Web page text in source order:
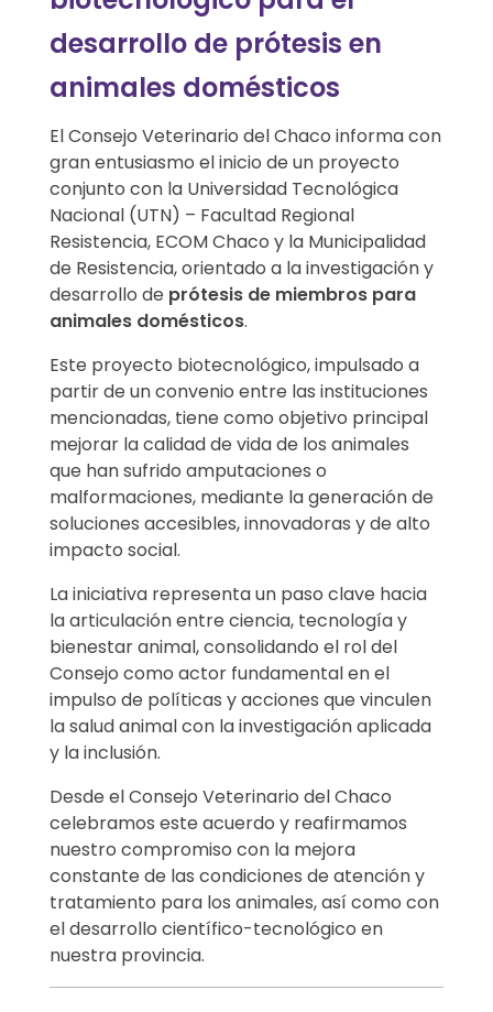
b
o
t
e
c
n
o
ó
g
o
p
a
r
a
e
d
e
desarrollo de prótesis en
animales domésticos
El Consejo Veterinario del Chaco informa con
gran entusiasmo el inicio de un proyecto
conjunto con la Universidad Tecnológica
Nacional (UTN) – Facultad Regional
Resistencia, ECOM Chaco y la Municipalidad
de Resistencia, orientado a la investigación y
desarrollo de prótesis de miembros para
animales domésticos.
Este proyecto biotecnológico, impulsado a
partir de un convenio entre las instituciones
mencionadas, tiene como objetivo principal
mejorar la calidad de vida de los animales
que han sufrido amputaciones o
malformaciones, mediante la generación de
soluciones accesibles, innovadoras y de alto
impacto social.
La iniciativa representa un paso clave hacia
la articulación entre ciencia, tecnología y
bienestar animal, consolidando el rol del
Consejo como actor fundamental en el
impulso de políticas y acciones que vinculen
la salud animal con la investigación aplicada
y la inclusión.
Desde el Consejo Veterinario del Chaco
celebramos este acuerdo y reafirmamos
nuestro compromiso con la mejora
constante de las condiciones de atención y
tratamiento para los animales, así como con
el desarrollo científico-tecnológico en
nuestra provincia.